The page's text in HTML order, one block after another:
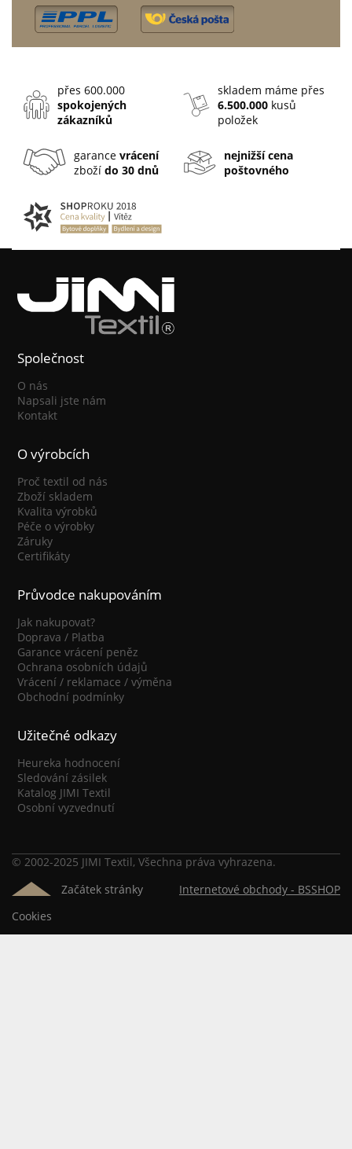
přes 600.000
spokojených
zákazníků
skladem máme přes
6.500.000 kusů
položek
garancevrácení
zbožído 30 dnů
nejnižší cena
poštovného
Společnost
O nás
Napsali jste nám
Kontakt
O výrobcích
Proč textil od nás
Zboží skladem
Kvalita výrobků
Péče o výrobky
Záruky
Certifikáty
Průvodce nakupováním
Jak nakupovat?
Doprava / Platba
Garance vrácení peněz
Ochrana osobních údajů
Vrácení / reklamace / výměna
Obchodní podmínky
Užitečné odkazy
Heureka hodnocení
Sledování zásilek
Katalog JIMI Textil
Osobní vyzvednutí
© 2002-2025 JIMI Textil, Všechna práva vyhrazena.
Začátek stránky
Internetové obchody - BSSHOP
Cookies